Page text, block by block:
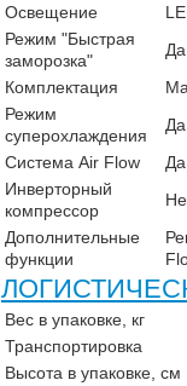
Освещение
Режим "Быстрая
заморозка"
Да
Комплектация
Режим
суперохлаждения
Да
Система Air Flow
Да
Инверторный
компрессор
Дополнительные
функции
Вес в упаковке, кг
Транспортировка
Высота в упаковке, см